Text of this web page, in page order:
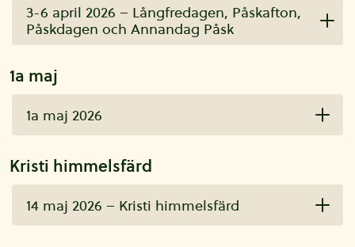
3-6 april 2026 – Långfredagen, Påskafton,
Påskdagen och Annandag Påsk
1a maj
1a maj 2026
Kristi himmelsfärd
14 maj 2026 – Kristi himmelsfärd